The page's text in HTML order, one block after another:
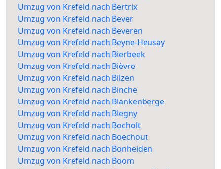
Umzug von Krefeld nach Bertrix
Umzug von Krefeld nach Bever
Umzug von Krefeld nach Beveren
Umzug von Krefeld nach Beyne-Heusay
Umzug von Krefeld nach Bierbeek
Umzug von Krefeld nach Bièvre
Umzug von Krefeld nach Bilzen
Umzug von Krefeld nach Binche
Umzug von Krefeld nach Blankenberge
Umzug von Krefeld nach Blegny
Umzug von Krefeld nach Bocholt
Umzug von Krefeld nach Boechout
Umzug von Krefeld nach Bonheiden
Umzug von Krefeld nach Boom